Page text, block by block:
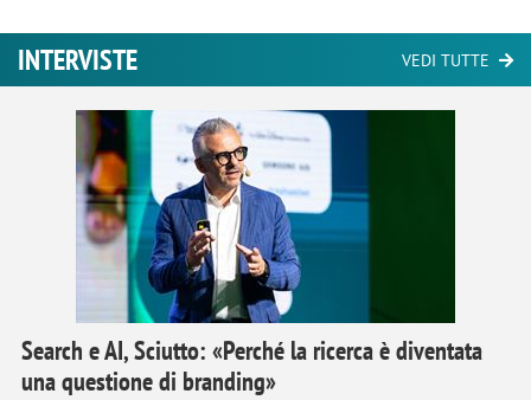
INTERVISTE VEDI TUTTE
Search e AI, Sciutto: «Perché la ricerca è diventata
una questione di branding»